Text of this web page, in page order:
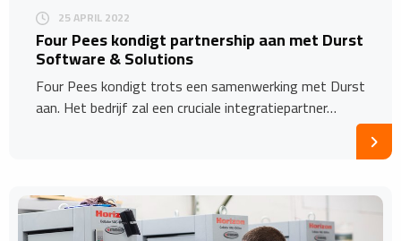
25 APRIL 2022
Four Pees kondigt partnership aan met Durst
Software & Solutions
Four Pees kondigt trots een samenwerking met Durst
aan. Het bedrijf zal een cruciale integratiepartner…